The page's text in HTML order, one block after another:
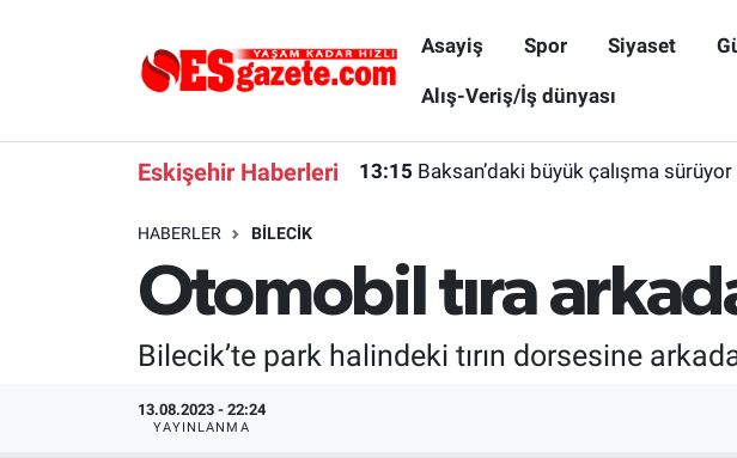
Asayiş Spor Siyaset
Alış-Veriş/İş dünyası
Eskişehir Haberleri 13:15 Baksan’daki büyük çalışma sürüyor
HABERLER BILECIK
Otomobil tıra
Bilecik’te park halindeki tırın dorsesine
13.08.2023 - 22:24
YAYINLANMA
Gündem
Eskişehirspor Arşivi
Eskişehir Nöbetçi Eczaneler
Süper Lig Puan Durumu ve Fikstür